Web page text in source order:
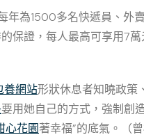
年為1500多名快遞員、外
保證，每人最高可享用7
養網站形狀休息者知曉政策
要用她自己的方式，強制創
心花園著幸福”的底氣。（